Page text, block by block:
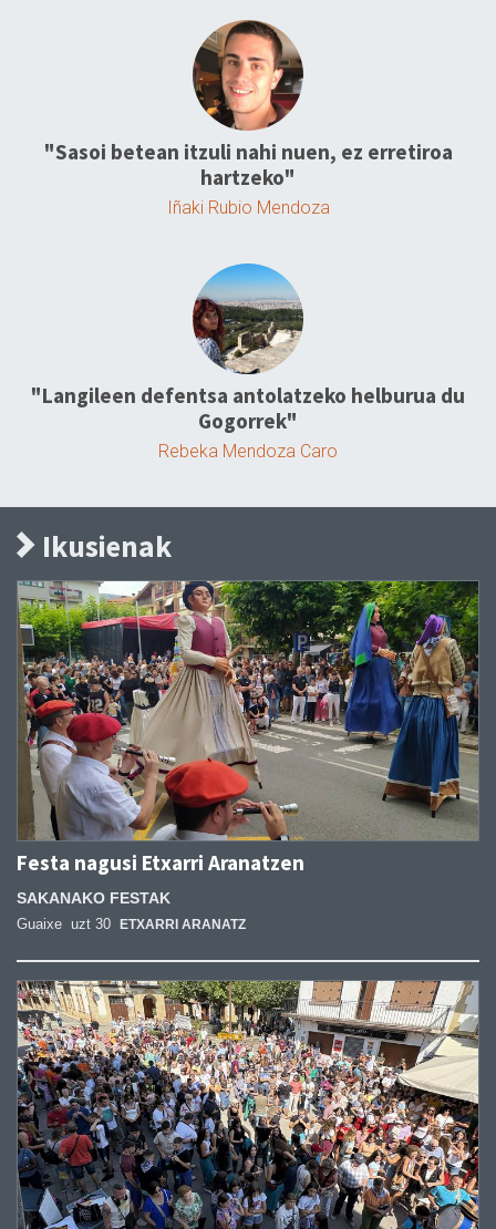
"Sasoi betean itzuli nahi nuen, ez erretiroa
hartzeko"
Iñaki Rubio Mendoza
"Langileen defentsa antolatzeko helburua du
Gogorrek"
Rebeka Mendoza Caro
Ikusienak
Festa nagusi Etxarri Aranatzen
SAKANAKO FESTAK
Guaixe uzt 30 ETXARRI ARANATZ